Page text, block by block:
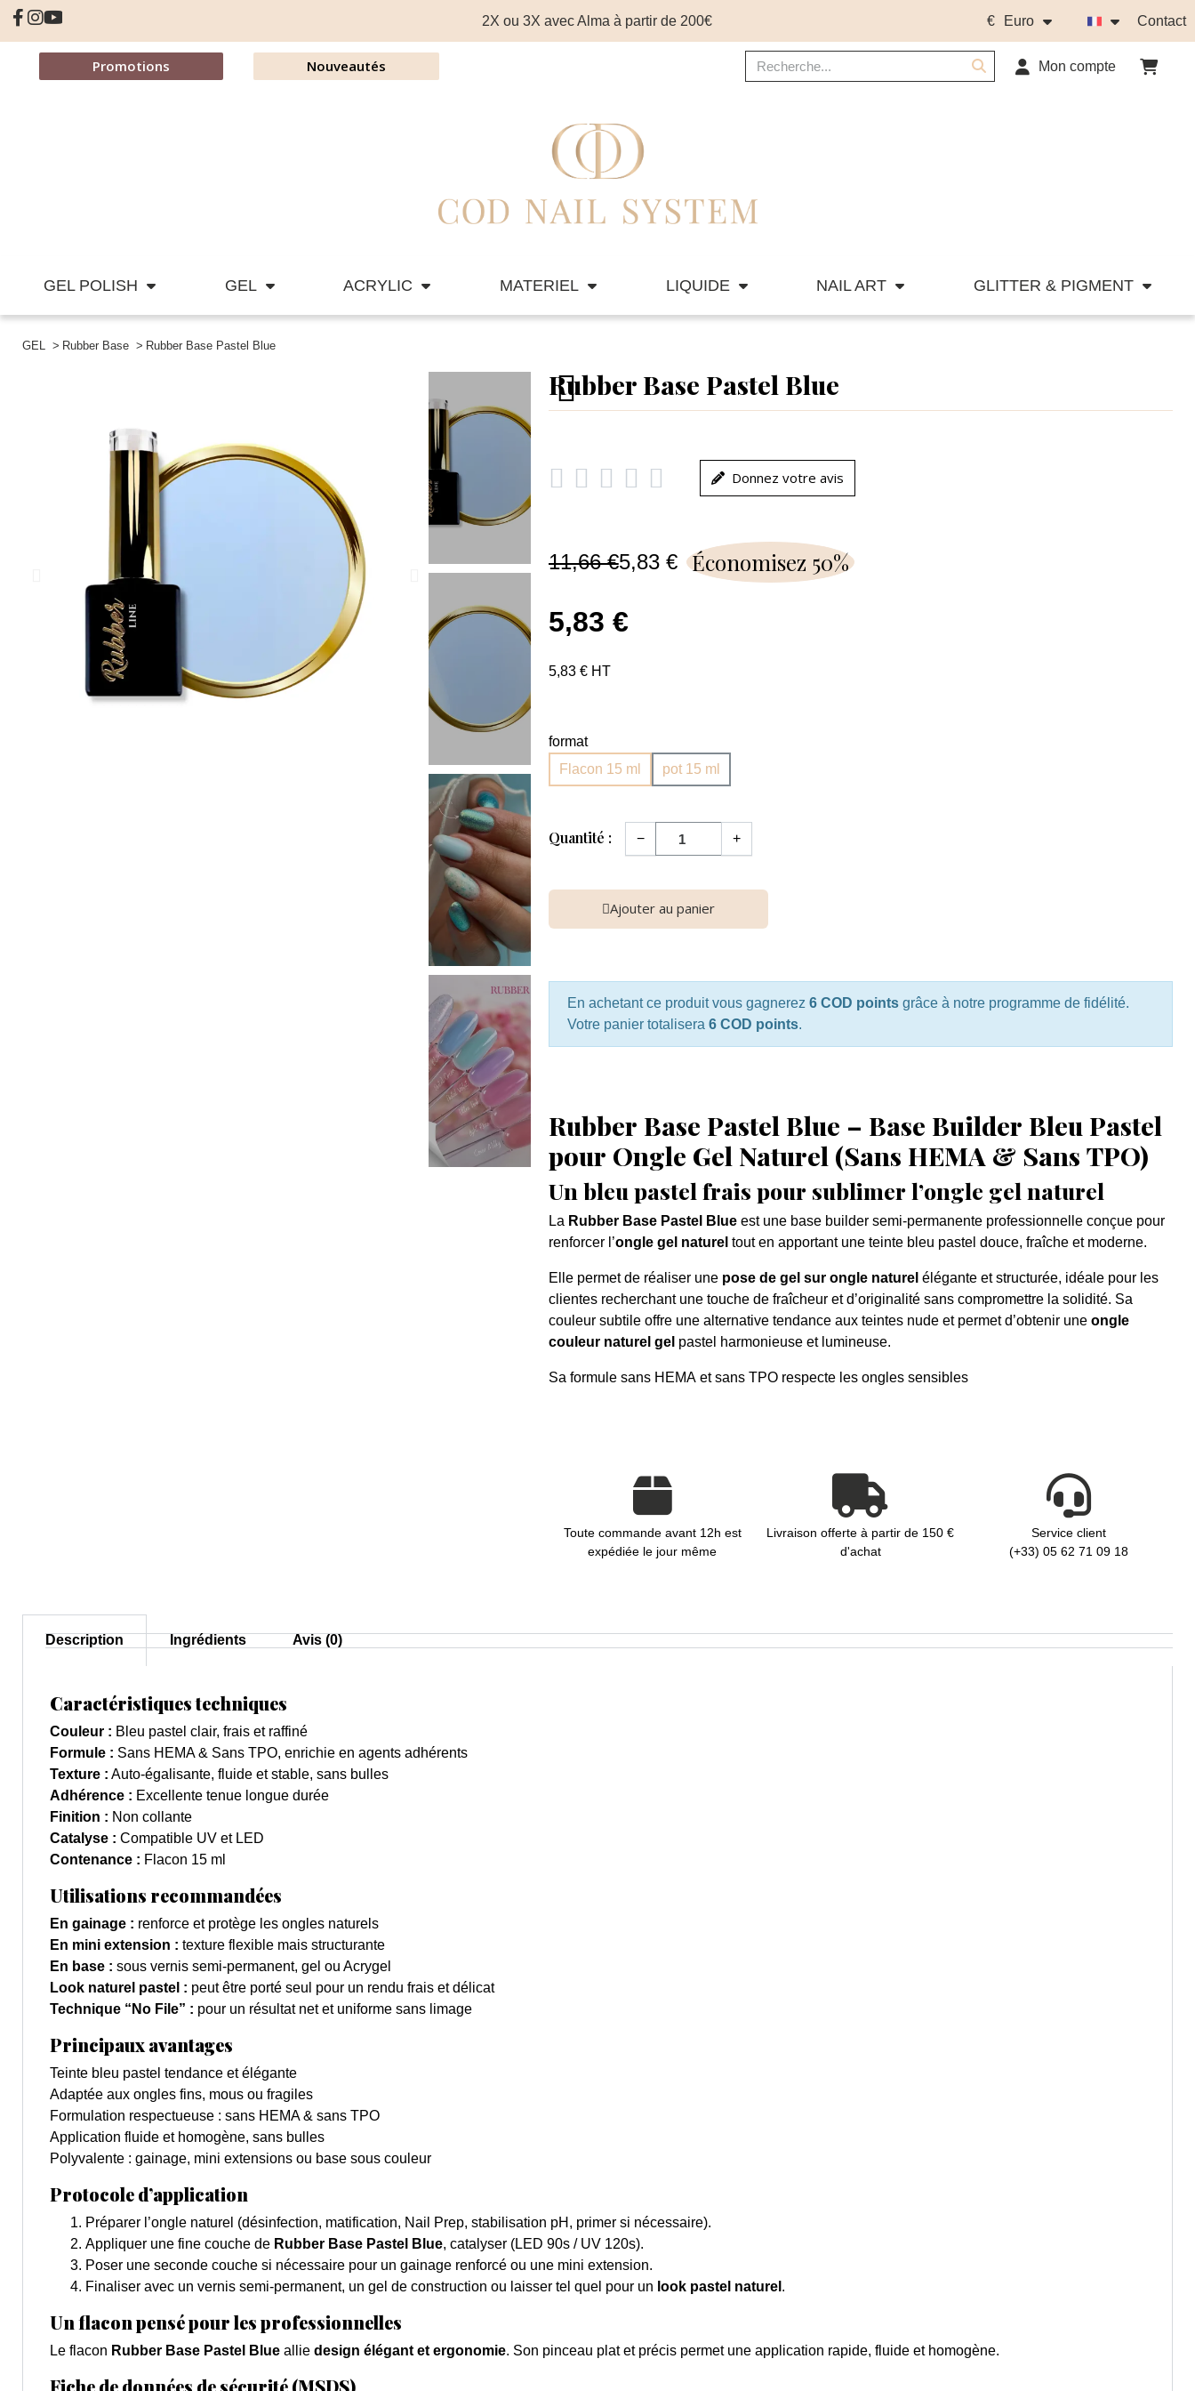
2X ou 3X avec Alma à partir de 200€ € Euro Contact
Promotions Nouveautés Mon compte
GEL POLISH GEL ACRYLIC MATERIEL LIQUIDE NAIL ART GLITTER & PIGMENT
GEL Rubber Base Rubber Base Pastel Blue
Rubber Base Pastel Blue
     Donnez votre avis
11,66 €5,83 € Économisez 50%
5,83 €
5,83 € HT
format
Flacon 15 ml
pot 15 ml
Quantité : − +
Ajouter au panier
En achetant ce produit vous gagnerez 6 COD pointsgrâce à notre programme de fidélité.
Votre panier totalisera 6 COD points.
Rubber Base Pastel Blue – Base Builder Bleu Pastel
pour Ongle Gel Naturel (Sans HEMA & Sans TPO)
Un bleu pastel frais pour sublimer l’ongle gel naturel
La Rubber Base Pastel Blueest une base builder semi-permanente professionnelle conçue pour
renforcer l’ongle gel naturel tout en apportant une teinte bleu pastel douce, fraîche et moderne.
Elle permet de réaliser une pose de gel sur ongle naturel élégante et structurée, idéale pour les
clientes recherchant une touche de fraîcheur et d’originalité sans compromettre la solidité. Sa
couleur subtile offre une alternative tendance aux teintes nude et permet d’obtenir une ongle
couleur naturel gel pastel harmonieuse et lumineuse.
Sa formule sans HEMA et sans TPO respecte les ongles sensibles
Toute commande avant 12h est
expédiée le jour même
Livraison offerte à partir de 150 €
d'achat
Service client
(+33) 05 62 71 09 18
Description Ingrédients Avis (0)
Caractéristiques techniques
Couleur : Bleu pastel clair, frais et raffiné
Formule : Sans HEMA & Sans TPO, enrichie en agents adhérents
Texture : Auto-égalisante, fluide et stable, sans bulles
Adhérence : Excellente tenue longue durée
Finition : Non collante
Catalyse : Compatible UV et LED
Contenance : Flacon 15 ml
Utilisations recommandées
En gainage : renforce et protège les ongles naturels
En mini extension : texture flexible mais structurante
En base : sous vernis semi-permanent, gel ou Acrygel
Look naturel pastel : peut être porté seul pour un rendu frais et délicat
Technique “No File” : pour un résultat net et uniforme sans limage
Principaux avantages
Teinte bleu pastel tendance et élégante
Adaptée aux ongles fins, mous ou fragiles
Formulation respectueuse : sans HEMA & sans TPO
Application fluide et homogène, sans bulles
Polyvalente : gainage, mini extensions ou base sous couleur
Protocole d’application
Préparer l’ongle naturel (désinfection, matification, Nail Prep, stabilisation pH, primer si nécessaire).
Appliquer une fine couche de Rubber Base Pastel Blue, catalyser (LED 90s / UV 120s).
Poser une seconde couche si nécessaire pour un gainage renforcé ou une mini extension.
Finaliser avec un vernis semi-permanent, un gel de construction ou laisser tel quel pour un look pastel naturel .
Un flacon pensé pour les professionnelles
Le flacon Rubber Base Pastel Blue allie design élégant et ergonomie. Son pinceau plat et précis permet une application rapide, fluide et homogène.